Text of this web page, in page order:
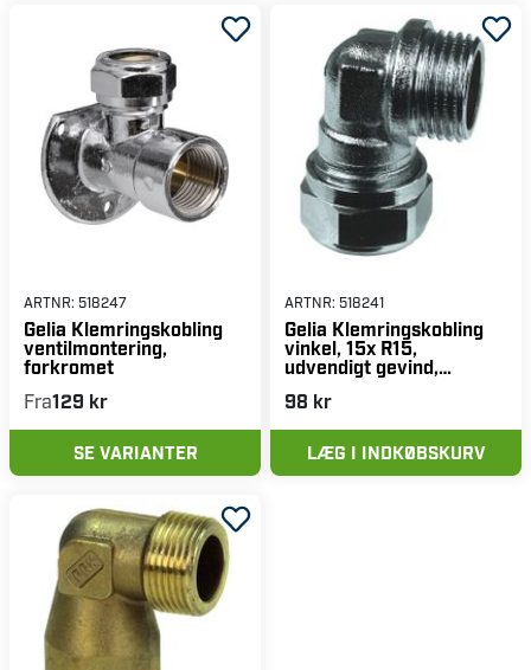
ARTNR: 518247
Gelia Klemringskobling
ventilmontering,
forkromet
Fra129 kr
SE VARIANTER
ARTNR: 518241
Gelia Klemringskobling
vinkel, 15x R15,
udvendigt gevind,
forkromet
98 kr
LÆG I INDKØBSKURV